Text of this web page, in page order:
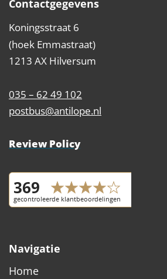
Contactgegevens
Koningsstraat 6
(hoek Emmastraat)
1213 AX Hilversum
035 – 62 49 102
postbus@antilope.nl
Review Policy
Navigatie
Home